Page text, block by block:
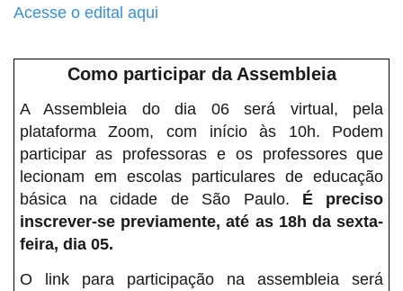
Acesse o edital aqui
Como participar da Assembleia
A Assembleia do dia 06 será virtual, pela
plataforma Zoom, com início às 10h. Podem
participar as professoras e os professores que
lecionam em escolas particulares de educação
básica na cidade de São Paulo. É preciso
inscrever-se previamente, até as 18h da sexta-
feira, dia 05.
O link para participação na assembleia será